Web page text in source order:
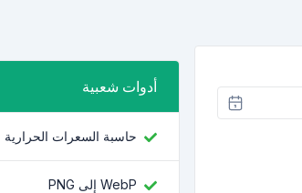
أدوات شعبية
حاسبة السعرات الحرارية
WebP إلى PNG